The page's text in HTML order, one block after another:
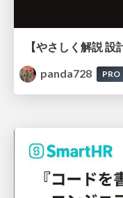
panda728
PRO